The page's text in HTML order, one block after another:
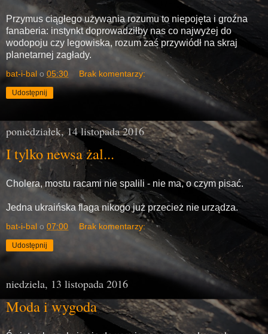
Przymus ciągłego używania rozumu to niepojęta i groźna
fanaberia: instynkt doprowadziłby nas co najwyżej do
wodopoju czy legowiska, rozum zaś przywiódł na skraj
planetarnej zagłady.
bat-i-bal o 05:30 Brak komentarzy:
Udostępnij
poniedziałek, 14 listopada 2016
I tylko newsa żal...
Cholera, mostu racami nie spalili - nie ma, o czym pisać.
Jedna ukraińska flaga nikogo już przecież nie urządza.
bat-i-bal o 07:00 Brak komentarzy:
Udostępnij
niedziela, 13 listopada 2016
Moda i wygoda